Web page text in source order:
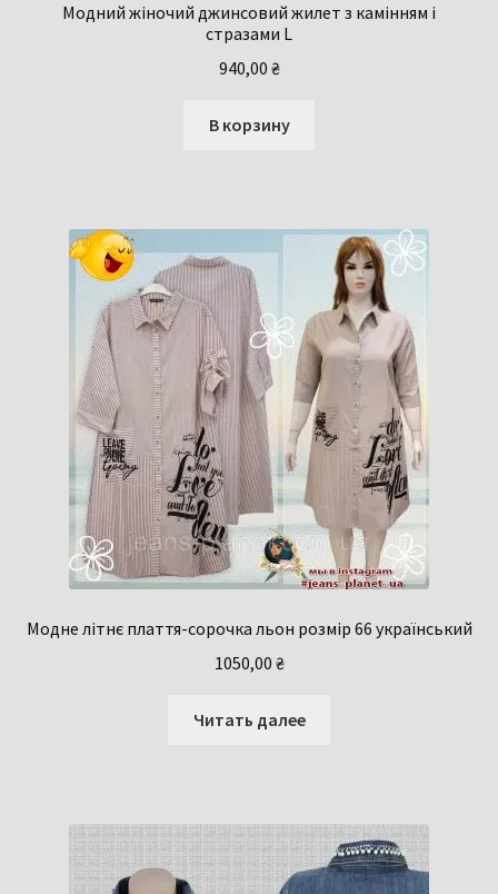
Модний жіночий джинсовий жилет з камінням і
стразами L
940,00 ₴
В корзину
Модне літнє плаття-сорочка льон розмір 66 український
1050,00 ₴
Читать далее